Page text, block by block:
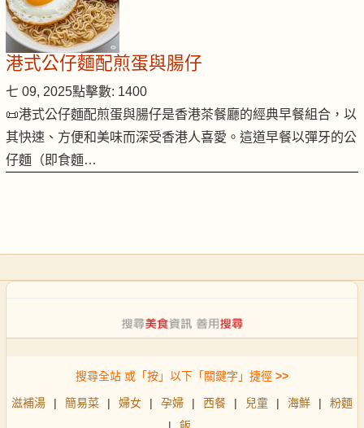
港式公仔麵配煎蛋與腸仔
七 09, 2025點擊數: 1400
📜港式公仔麵配煎蛋與腸仔是香港茶餐廳的經典早餐組合，以
其快速、方便和美味而深受香港人喜愛。這道早餐以彈牙的公
仔麵（即食麵…
搜尋全站 或「按」以下「關鍵字」捷徑 >>
滋補湯 | 簡易菜 | 婦女 | 孕婦 | 西餐 | 兒童 | 海鮮 |
粉麵